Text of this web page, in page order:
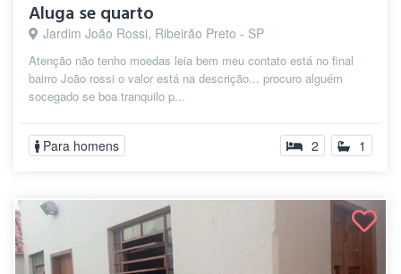
Aluga se quarto
Jardim João Rossi, Ribeirão Preto - SP
Atenção não tenho moedas leia bem meu contato está no final
bairro João rossi o valor está na descrição... procuro alguém
socegado se boa tranquilo p...
Para homens 2 1